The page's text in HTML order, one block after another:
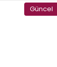
Güncel